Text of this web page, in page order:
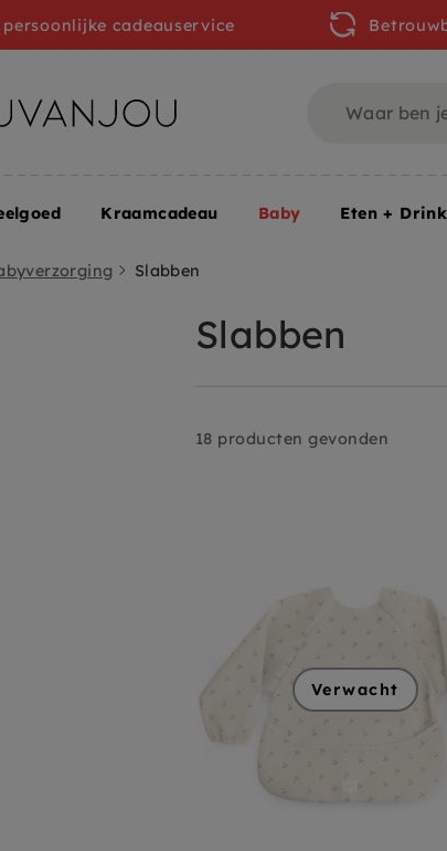
Slabben
Slabben
18 producten gevonden
Verwacht
persoonlijke cadeauservice
Kraamcadeau Baby Eten +